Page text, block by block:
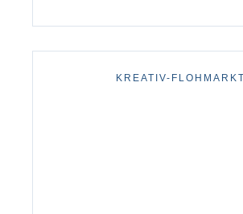
KREATIV-FLOHMARKT